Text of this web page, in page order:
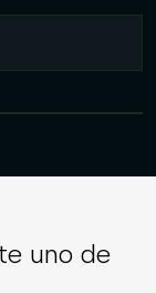
uno de